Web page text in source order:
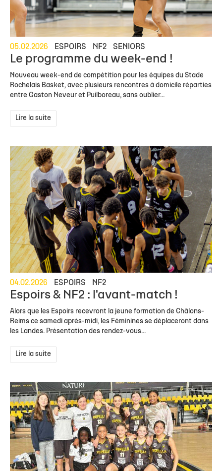
05.02.2026 ESPOIRS NF2 SENIORS
Le programme du week-end !
Nouveau week-end de compétition pour les équipes du Stade
Rochelais Basket, avec plusieurs rencontres à domicile réparties
entre Gaston Neveur et Puilboreau, sans oublier...
Lire la suite
04.02.2026 ESPOIRS NF2
Espoirs & NF2 : l'avant-match !
Alors que les Espoirs recevront la jeune formation de Châlons-
Reims ce samedi après-midi, les Féminines se déplaceront dans
les Landes. Présentation des rendez-vous...
Lire la suite